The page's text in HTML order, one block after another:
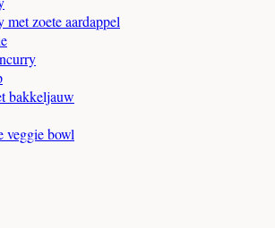
zoete aardappel
bakkeljauw
veggie bowl